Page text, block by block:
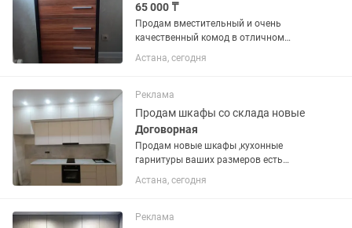
65 000 ₸
Продам вместительный и очень
качественный комод в отличном
состоянии. Крепкий, устойчивый, без
сколов, трещин и царапин. Все 6
закрываются, механизмы...
Астана, сегодня
Реклама
Продам шкафы со склада новые
Договорная
Продам новые шкафы ,кухонные
гарнитуры ваших размеров есть
фабричные и под заказ в короткие
Астана, сегодня
Реклама